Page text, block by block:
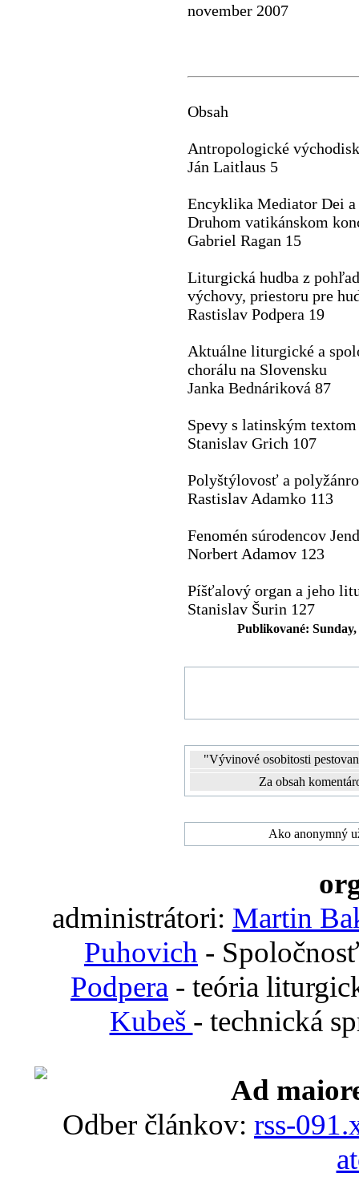
november 2007
Obsah
Antropologické
Ján Laitlaus 5
Encyklika Mediator Dei
Druhom vatikánskom
Gabriel Ragan 15
Liturgická hudba z
výchovy, priestoru pre
Rastislav Podpera 19
Aktuálne liturgické a
chorálu na Slovensku
Janka Bednáriková 87
Spevy s latinským
Stanislav Grich 107
Polyštýlovosť a
Rastislav Adamko 113
Fenomén súrodencov
Norbert Adamov 123
Píšťalový organ a jeho
Stanislav Šurin 127
Publikované:
"Vývinové osobitosti
Za obsah
Ako anonymný
administrátori: Martin
Puhovich -
Podpera - teória
Kubeš - technická
Ad
Odber článkov: rss-